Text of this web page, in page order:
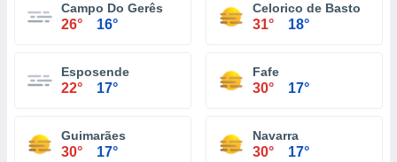
Campo Do Gerês
26° 16°
Celorico de Basto
31° 18°
Esposende
22° 17°
Fafe
30° 17°
Guimarães
30° 17°
Navarra
30° 17°